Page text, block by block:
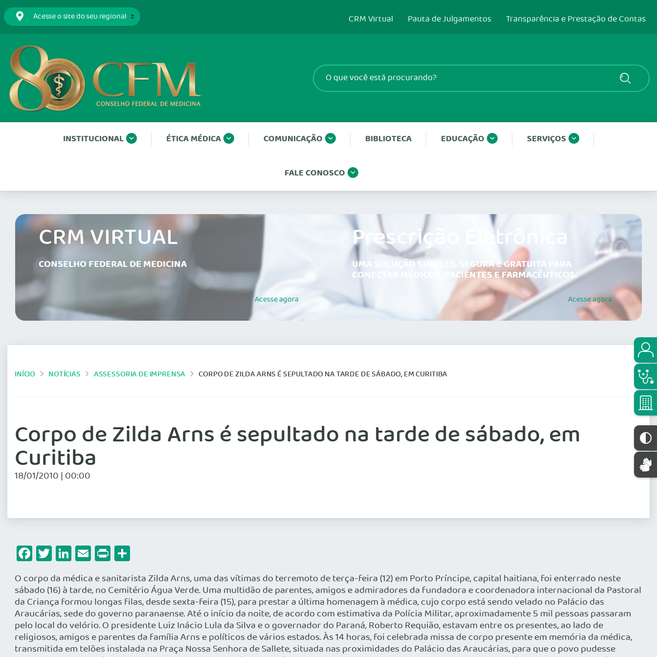
CRM Virtual Pauta de Julgamentos Transparência e Prestação de Contas
INSTITUCIONAL ÉTICA MÉDICA COMUNICAÇÃO BIBLIOTECA EDUCAÇÃO SERVIÇOS
FALE CONOSCO
CRM VIRTUAL
CONSELHO FEDERAL DE MEDICINA
Acesseagora
Prescrição Eletrônica
UMA SOLUÇÃO SIMPLES, SEGURA E GRATUITA PARA
CONECTAR MÉDICOS, PACIENTES E FARMACÊUTICOS.
Acesseagora
INÍCIO NOTÍCIAS ASSESSORIA DE IMPRENSA CORPO DE ZILDA ARNS É SEPULTADO NA TARDE DE SÁBADO, EM CURITIBA
Corpo de Zilda Arns é sepultado na tarde de sábado, em
Curitiba
18/01/2010 | 00:00
Facebook
Twitter
LinkedIn
Email
Print
O corpo da médica e sanitarista Zilda Arns, uma das vítimas do terremoto de terça-feira (12) em Porto Príncipe, capital haitiana, foi enterrado neste
sábado (16) à tarde, no Cemitério Água Verde. Uma multidão de parentes, amigos e admiradores da fundadora e coordenadora internacional da Pastoral
da Criança formou longas filas, desde sexta-feira (15), para prestar a última homenagem à médica, cujo corpo está sendo velado no Palácio das
Araucárias, sede do governo paranaense. Até o início da noite, de acordo com estimativa da Polícia Militar, aproximadamente 5 mil pessoas passaram
pelo local do velório. O presidente Luiz Inácio Lula da Silva e o governador do Paraná, Roberto Requião, estavam entre os presentes, ao lado de
religiosos, amigos e parentes da família Arns e políticos de vários estados. Às 14 horas, foi celebrada missa de corpo presente em memória da médica,
transmitida em telões instalada na Praça Nossa Senhora de Sallete, situada nas proximidades do Palácio das Araucárias, para que o povo pudesse